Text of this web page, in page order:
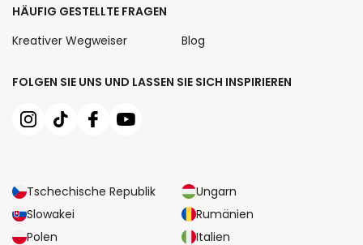
FOLGEN SIE UNS UND LASSEN SIE SICH INSPIRIEREN
Tschechische Republik
Ungarn
Slowakei
Rumänien
Polen
Italien
HÄUFIG GESTELLTE FRAGEN
Kreativer Wegweiser
Blog